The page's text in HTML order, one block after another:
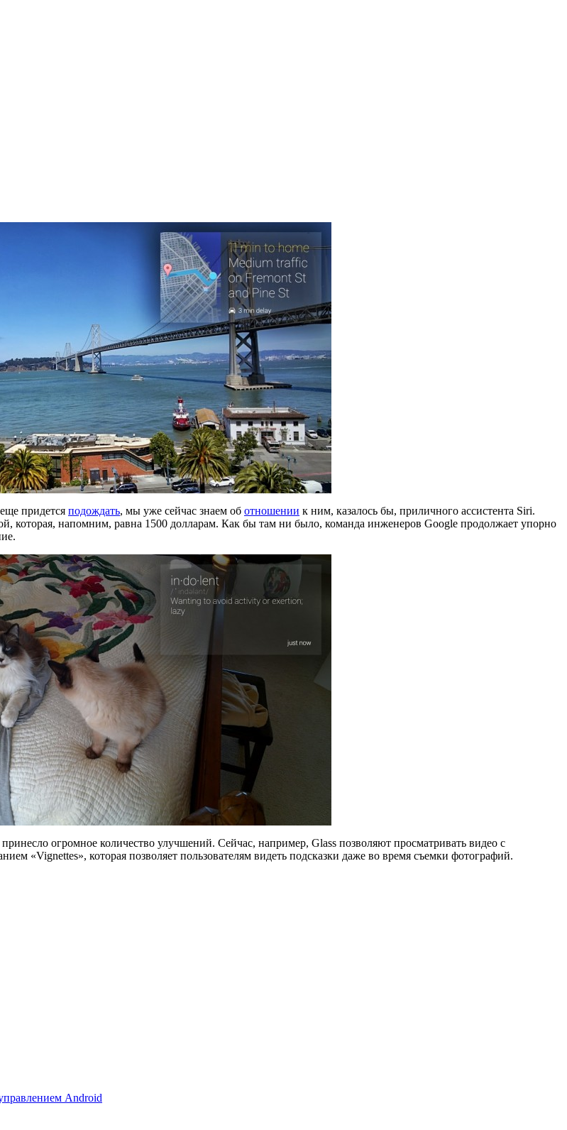
придется подождать, мы уже сейчас знаем об отношении к ним, казалось бы, приличного ассистента Siri.
которая, напомним, равна 1500 долларам. Как бы там ни было, команда инженеров Google продолжает упорно
огромное количество улучшений. Сейчас, например, Glass позволяют просматривать видео с
«Vignettes», которая позволяет пользователям видеть подсказки даже во время съемки фотографий.
Android